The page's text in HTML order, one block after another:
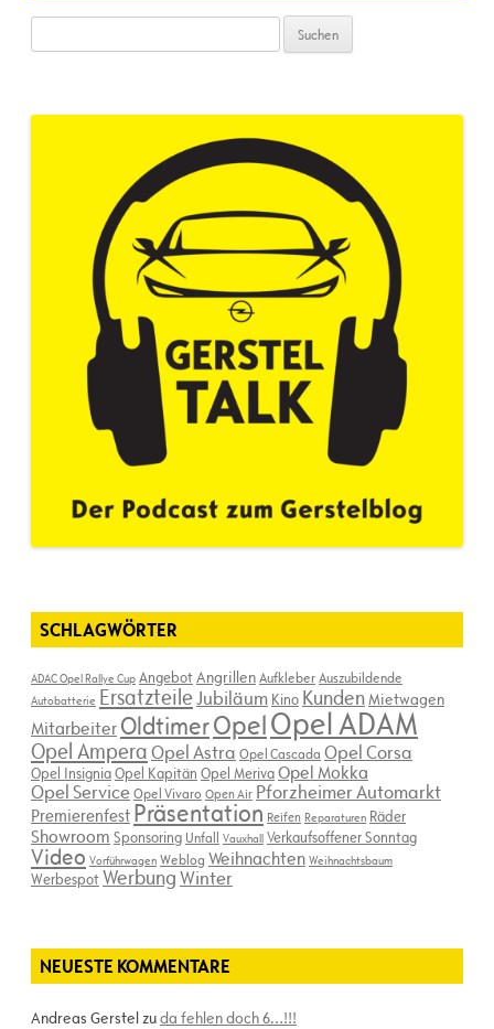
nach:
SCHLAGWÖRTER
ADAC Opel Rallye Cup AngebotAngrillenAufkleberAuszubildende
Autobatterie ErsatzteileJubiläum Kino Kunden Mietwagen
Mitarbeiter OldtimerOpelOpel ADAM
Opel AmperaOpel Astra Opel Cascada Opel Corsa
Opel InsigniaOpel Kapitän Opel MerivaOpel Mokka
Opel ServiceOpel Vivaro Open Air Pforzheimer Automarkt
Premierenfest Präsentation Reifen Reparaturen Räder
Showroom Sponsoring Unfall Vauxhall Verkaufsoffener Sonntag
Video Vorführwagen Weblog Weihnachten Weihnachtsbaum
WerbespotWerbungWinter
NEUESTE KOMMENTARE
Andreas Gerstelzuda fehlen doch 6…!!!